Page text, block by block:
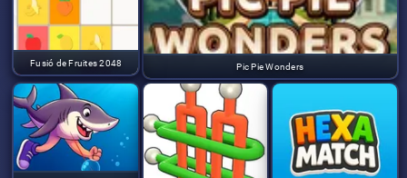
Pic Pie Wonders
Fusió de Fruites 2048